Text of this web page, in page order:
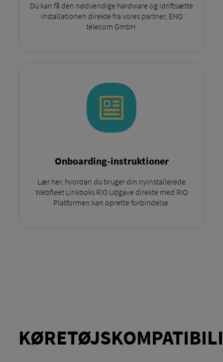
Du kan få den nødvendige hardware og idriftsætte
installationen direkte fra vores partner, ENO
telecom GmbH.
Onboarding-instruktioner
Lær her, hvordan du bruger din nyinstallerede
Webfleet Linkboks RIO Udgave direkte med RIO
Platformen kan oprette forbindelse.